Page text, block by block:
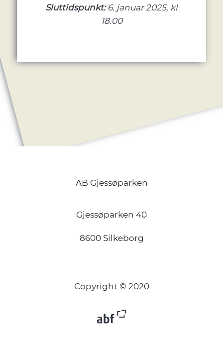
Sluttidspunkt: 6. januar 2025, kl
18.00
AB Gjessøparken
Gjessøparken 40
8600 Silkeborg
Copyright © 2020